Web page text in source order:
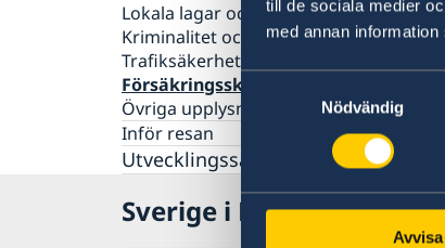
till de sociala medier
med annan
Samtyckesval
Nödvändig
Avvisa
SOS-International & Falck Global
Svenska skolan i Nairobi
Lokala lagar och sedvänjor
Kriminalitet och personlig säkerhet
Trafiksäkerhet
Försäkringsskydd
Övriga upplysningar
Inför resan
Utvecklingssamarbete
Sverige i Kenya